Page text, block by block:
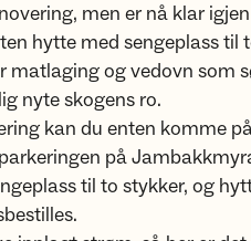
men er nå klar
hytte med sengeplass
matlaging og vedovn som
nyte skogens ro.
kan du enten komme
på
til to stykker, og